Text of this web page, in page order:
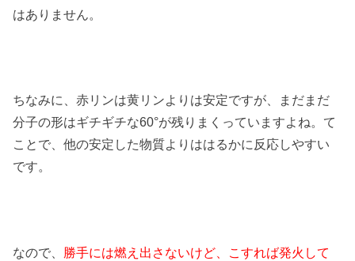
はありません。
ちなみに、赤リンは黄リンよりは安定ですが、まだまだ
分子の形はギチギチな60°が残りまくっていますよね。て
ことで、他の安定した物質よりははるかに反応しやすい
です。
なので、 勝手には燃え出さないけど、こすれば発火して